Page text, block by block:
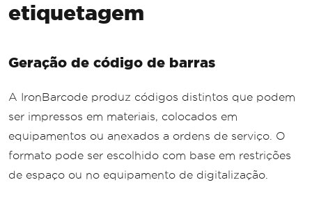
etiquetagem
Geração de código de barras
A IronBarcode produz códigos distintos que podem
ser impressos em materiais, colocados em
equipamentos ou anexados a ordens de serviço. O
formato pode ser escolhido com base em restrições
de espaço ou no equipamento de digitalização.